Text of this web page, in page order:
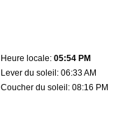
Heure locale: 05:54 PM
Lever du soleil: 06:33 AM
Coucher du soleil: 08:16 PM